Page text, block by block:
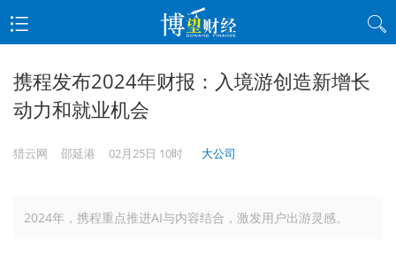
携程发布2024年财报：入境游创造新增长
动力和就业机会
猎云网 邵延港 02月25日 10时 大公司
2024年，携程重点推进AI与内容结合，激发用户出游灵感。